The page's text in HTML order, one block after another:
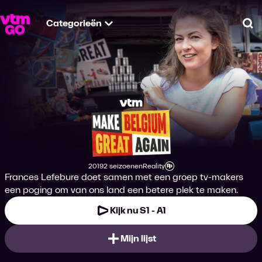
Categorieën
Make Belgium
Productiejaar
20192 seizoenen
Genre
Reality
Leeftijdsclassificatie
Frances Lefebure doet samen met een groep tv-makers
een poging om van ons land een betere plek te maken.
Kijk nu S1 - A1
Mijn lijst